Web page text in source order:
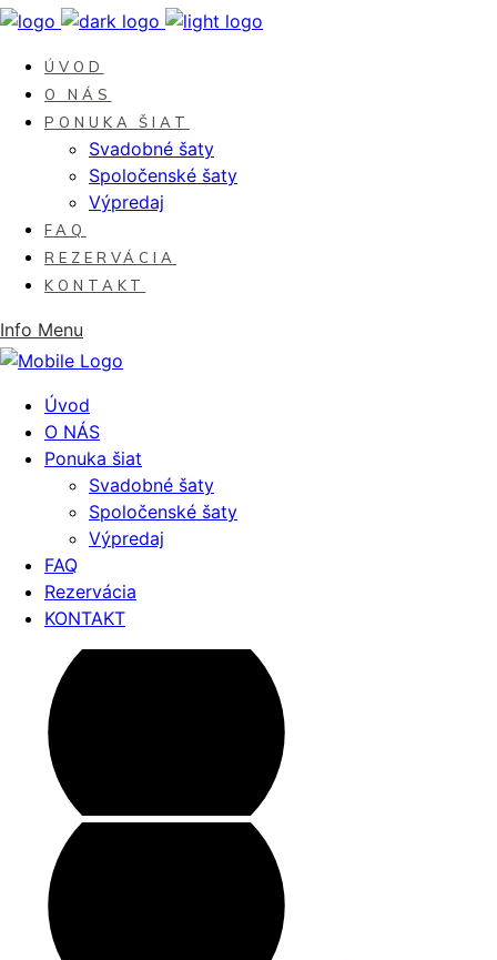
ÚVOD
O NÁS
PONUKA ŠIAT
Svadobné šaty
Spoločenské šaty
Výpredaj
FAQ
REZERVÁCIA
KONTAKT
Info Menu
Úvod
O NÁS
Ponuka šiat
Svadobné šaty
Spoločenské šaty
Výpredaj
FAQ
Rezervácia
KONTAKT